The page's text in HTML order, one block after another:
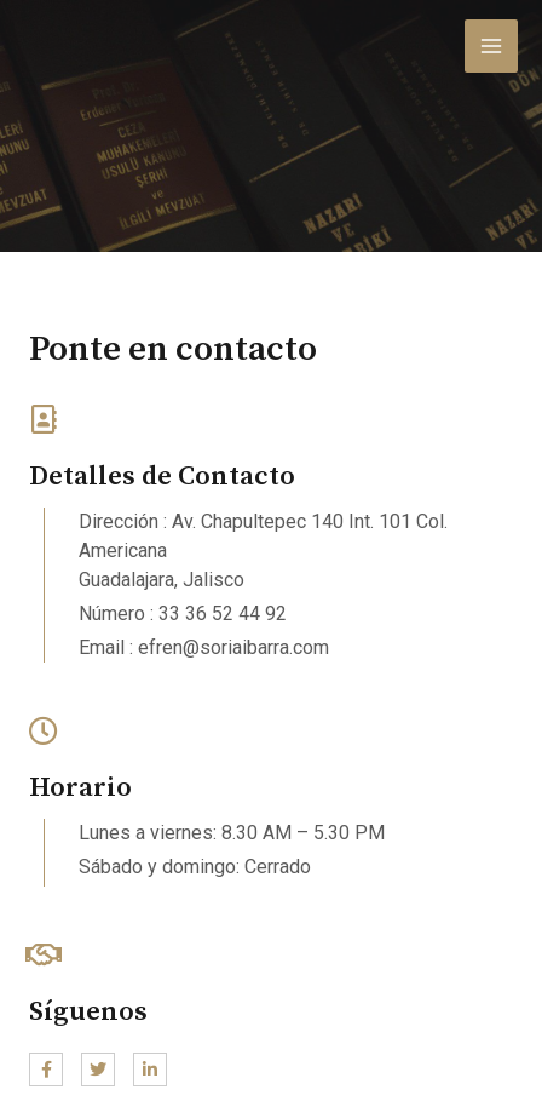
Ponte en contacto
Detalles de Contacto
Dirección : Av. Chapultepec 140 Int. 101 Col.
Americana
Guadalajara, Jalisco
Número : 33 36 52 44 92
Email : efren@soriaibarra.com
Horario
Lunes a viernes: 8.30 AM – 5.30 PM
Sábado y domingo: Cerrado
Síguenos